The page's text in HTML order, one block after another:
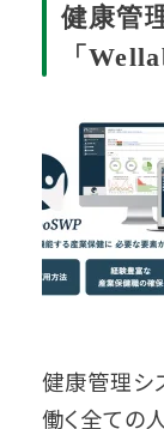
健康管
「
健康管理シ
働く全ての